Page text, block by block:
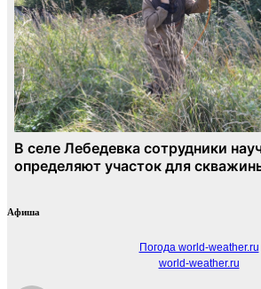
Афиша
Погода world-weather.ru
world-weather.ru